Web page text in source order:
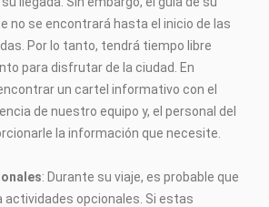
no se encontrará hasta el inicio de las
Por lo tanto, tendrá tiempo libre
para disfrutar de la ciudad. En
un cartel informativo con el
de nuestro equipo y, el personal del
la información que necesite.
: Durante su viaje, es probable que
actividades opcionales. Si estas